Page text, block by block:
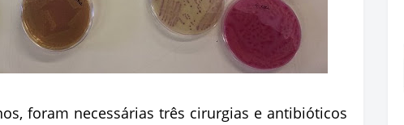
foram necessárias três cirurgias e antibióticos